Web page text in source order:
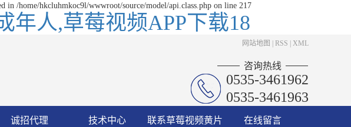
in /home/hkcluhmkoc9l/wwwroot/source/model/api.class.php on line 217
年人,草莓视频APP下载18
网站地图 RSS XML
咨询热线
0535-3461962
0535-3461963
诚招代理 技术中心 联系草莓视频黄片 在线留言